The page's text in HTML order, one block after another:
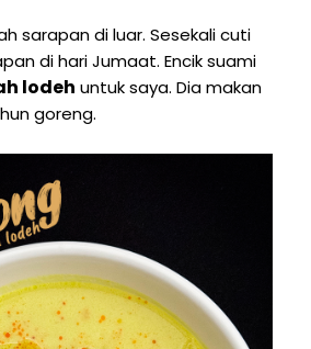
sarapan di luar. Sesekali cuti
di hari Jumaat. Encik suami
lodeh untuk saya. Dia makan
goreng.